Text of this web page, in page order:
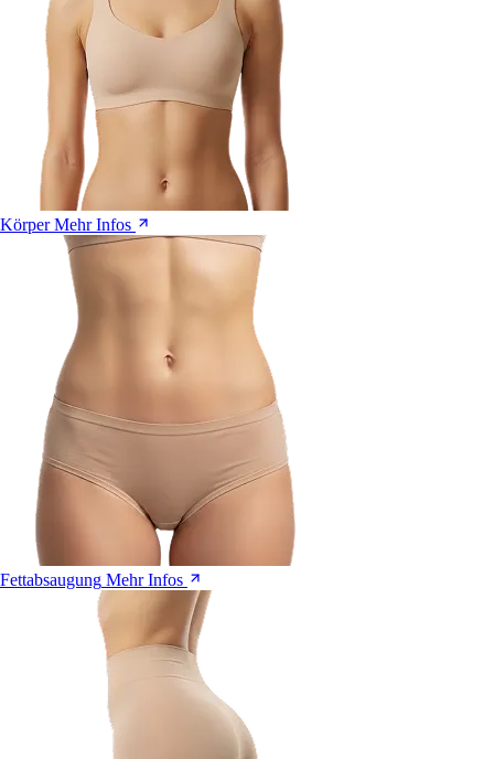
Körper Mehr Infos
Fettabsaugung Mehr Infos